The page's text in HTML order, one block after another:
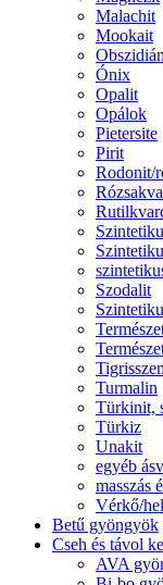
Malachit
Mookait
Obszidián
Ónix
Opalit
Opálok
Pietersite
Pirit
Rodonit/
Szodalit
Turmalin
Türkinit,
Türkiz
Unakit
egyéb
masszás
Vérkő/
Betű gyöngyök
Cseh és távol
AVA